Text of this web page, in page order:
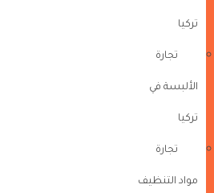
تركيا
تجارة
الألبسة في
تركيا
تجارة
مواد التنظيف